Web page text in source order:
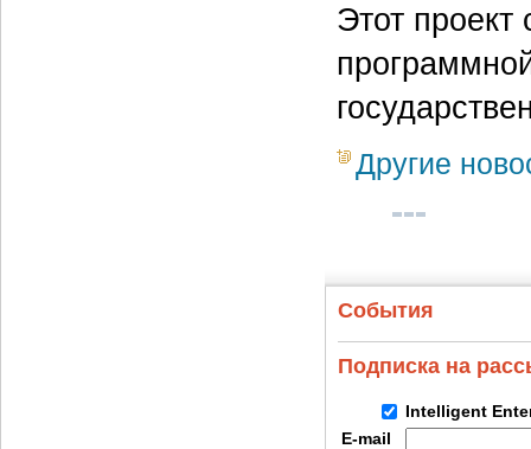
Этот
Другие
События
Подписка на
Intelligent
E-mail